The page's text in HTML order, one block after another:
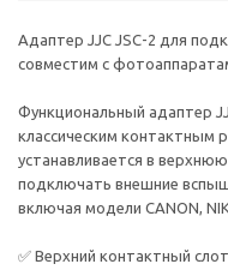
Адаптер JJC JSC-2 для
совместим с
Функциональный адаптер
классическим контактным
устанавливается в
подключать внешние
включая модели CANON,
✅ Верхний контактный